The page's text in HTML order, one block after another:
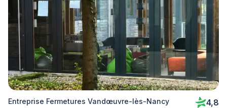
Entreprise Fermetures Vandœuvre-lès-Nancy 4,8